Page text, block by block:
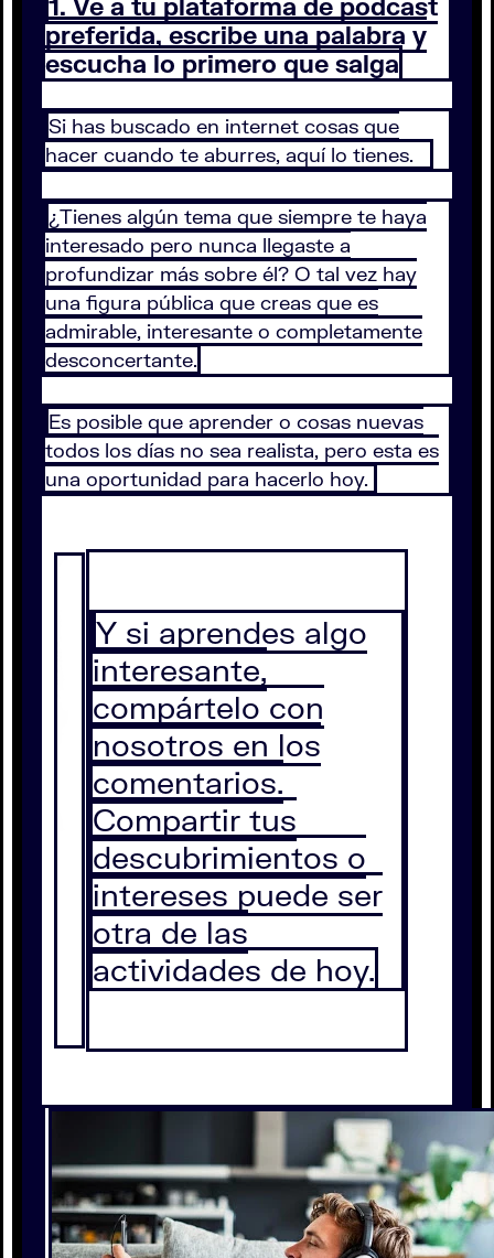
preferida, escribe una palabra y
escucha lo primero que salga
Si has buscado en internet cosas que
hacer cuando te aburres, aquí lo tienes.
¿Tienes algún tema que siempre te haya
interesado pero nunca llegaste a
profundizar más sobre él? O tal vez hay
una figura pública que creas que es
admirable, interesante o completamente
desconcertante.
Es posible que aprender o cosas nuevas
todos los días no sea realista, pero esta es
una oportunidad para hacerlo hoy.
Y si aprendes algo
interesante,
compártelo con
nosotros en los
comentarios.
Compartir tus
descubrimientos o
intereses puede ser
otra de las
actividades de hoy.